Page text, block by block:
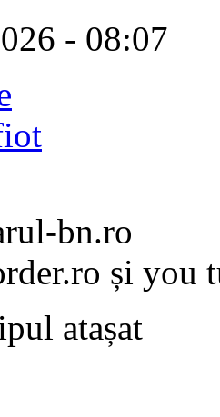
- 08:07
bn.ro
și you
atașat